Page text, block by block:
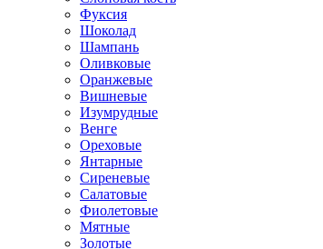
Фуксия
Шоколад
Шампань
Оливковые
Оранжевые
Вишневые
Изумрудные
Венге
Ореховые
Янтарные
Сиреневые
Салатовые
Фиолетовые
Мятные
Золотые